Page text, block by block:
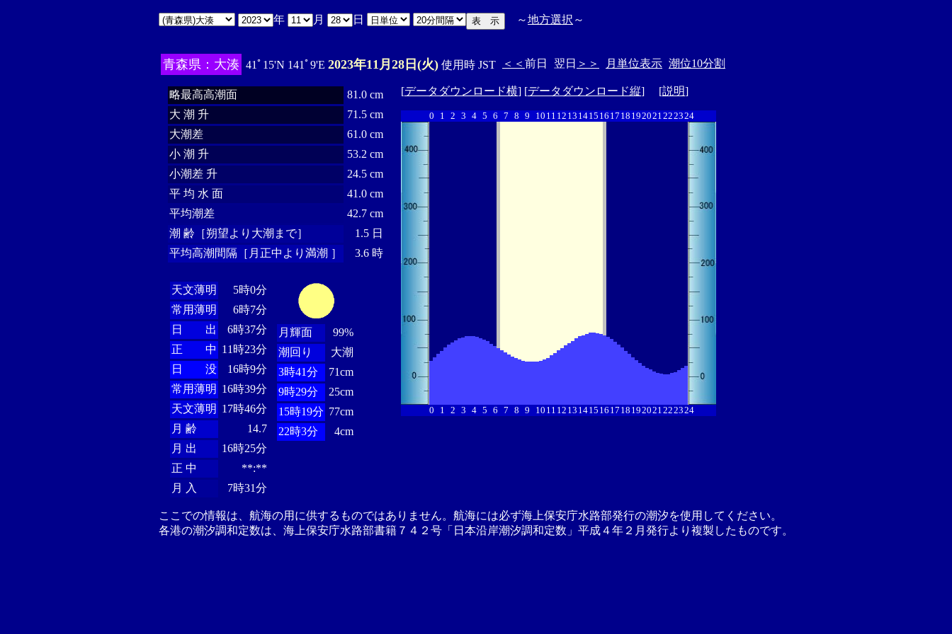
年 月 日 ～地方選択 ～
青森県：大湊 41ﾟ15'N 141ﾟ9'E 2023年11月28日(火) 使用時 JST ＜＜ 前日 翌日 ＞＞ 月単位表示 潮位10分割
略最高高潮面
81.0 cm
大 潮 升
71.5 cm
大潮差
61.0 cm
小 潮 升
53.2 cm
小潮差 升
24.5 cm
平 均 水 面
41.0 cm
平均潮差
42.7 cm
潮 齢［朔望より大潮まで］
1.5 日
平均高潮間隔［月正中より満潮 ］
3.6 時
天文薄明
5時0分
常用薄明
6時7分
日 出
6時37分
正 中 11時23分
日 没
16時9分
常用薄明 16時39分
天文薄明 17時46分
月 齢
14.7
月 出
16時25分
正 中
**:**
月 入
7時31分
月輝面
99%
潮回り
大潮
3時41分
71cm
9時29分
25cm
15時19分 77cm
22時3分
4cm
[データダウンロード横] [データダウンロード縦] [説明]
0 1 2 3 4 5 6 7 8 9 10 11 12 13 1415 16 17 18 192021222324
0 1 2 3 4 5 6 7 8 9 10 11 12 13 1415 16 17 18 192021222324
ここでの情報は、航海の用に供するものではありません。航海には必ず海上保安庁水路部発行の潮汐を使用してください。
各港の潮汐調和定数は、海上保安庁水路部書籍７４２号「日本沿岸潮汐調和定数」平成４年２月発行より複製したものです。